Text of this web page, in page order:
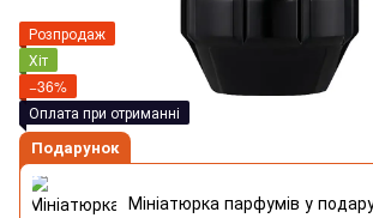
Розпродаж
Хіт
−36%
Оплата при отриманні
Подарунок
Мініатюрка парфумів у